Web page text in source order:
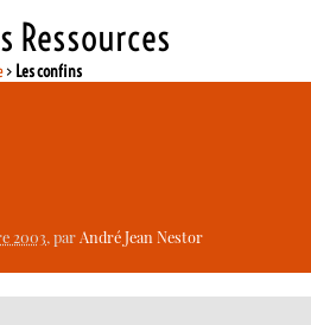
Ressources
> Les confins
2003, parAndré Jean Nestor